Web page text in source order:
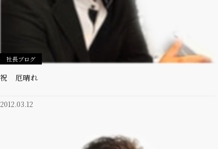
社長ブログ
祝 厄晴れ
2012.03.12